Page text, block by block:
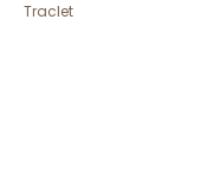
Traclet